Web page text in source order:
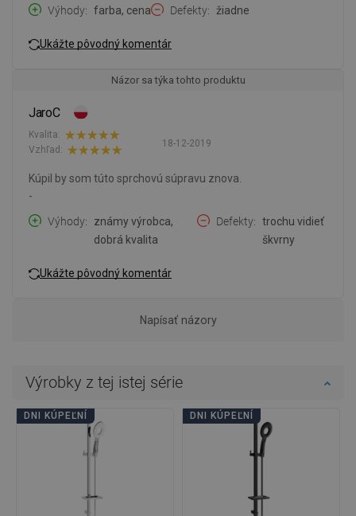
Výhody
farba, cena Defekty žiadne
Ukážte pôvodný komentár
Názor sa týka tohto produktu
JaroC
18-12-2019
Kvalita:
Vzhľad:
Kúpil by som túto sprchovú súpravu znova.
-
Výhody
známy výrobca,
dobrá kvalita
Defekty
trochu vidieť
škvrny
Ukážte pôvodný komentár
Napísať názory
Výrobky z tej istej série
DNI KÚPEĽNÍ DNI KÚPEĽNÍ